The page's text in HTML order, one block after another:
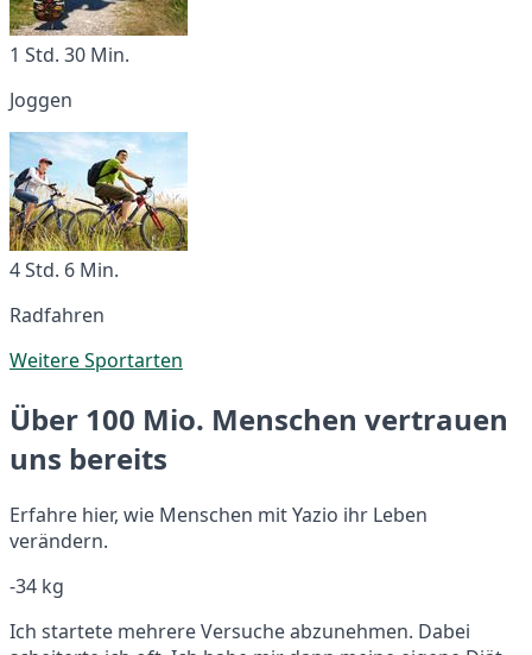
1 Std. 30 Min.
Joggen
4 Std. 6 Min.
Radfahren
Weitere Sportarten
Über 100 Mio. Menschen vertrauen
uns bereits
Erfahre hier, wie Menschen mit Yazio ihr Leben
verändern.
-34 kg
Ich startete mehrere Versuche abzunehmen. Dabei